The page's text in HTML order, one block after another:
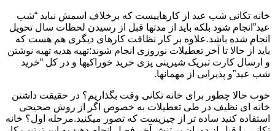
خانه تکانی شب عید از کارهاییست که برخلاف اسمش نباید “شب
عید”انجام شود بلکه باید از مدتها قبل از رسیدن لحظات سال تحویل
انجام شده باشد.علاوه بر کار نظافت کارهای دیگری هم هست که
باید از حالا تا آخر تعطیلات نوروزی انجام شوند:تهیه هدیه تهیه نوشتن
و ارسال کارت تبریک شیرینی پزی خرید خوراکیها و در کل “خرید
شب عید”و پذیرایی از مهمانها.
خوب حالا چطور برای خانه تکانی وقت بگذاریم؟ در حقیقت داشتن
خانه ای نظیف در طی تعطیلات به خصوص اگر از روش صحیحی
استفاده کنید ساده تر از چیزیست که تصور میکنید.مرحله اول؟ خانه